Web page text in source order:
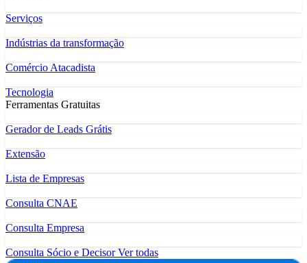
Serviços
Indústrias da transformação
Comércio Atacadista
Tecnologia
Ferramentas Gratuitas
Gerador de Leads Grátis
Extensão
Lista de Empresas
Consulta CNAE
Consulta Empresa
Consulta Sócio e DecisorVer todas